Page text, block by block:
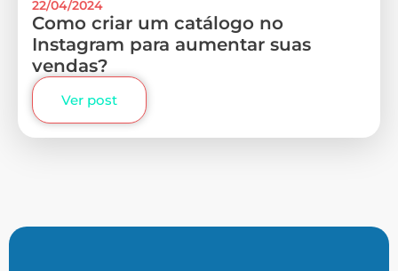
22/04/2024
Como criar um catálogo no
Instagram para aumentar suas
vendas?
Ver post